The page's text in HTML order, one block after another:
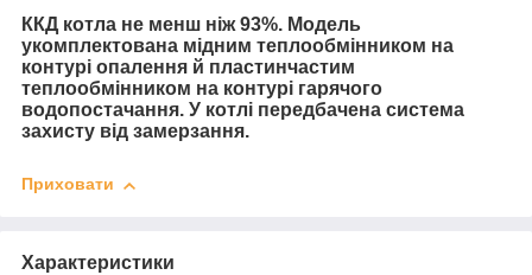
ККД котла не менш ніж 93%. Модель
укомплектована мідним теплообмінником на
контурі опалення й пластинчастим
теплообмінником на контурі гарячого
водопостачання. У котлі передбачена система
захисту від замерзання.
Приховати
Характеристики